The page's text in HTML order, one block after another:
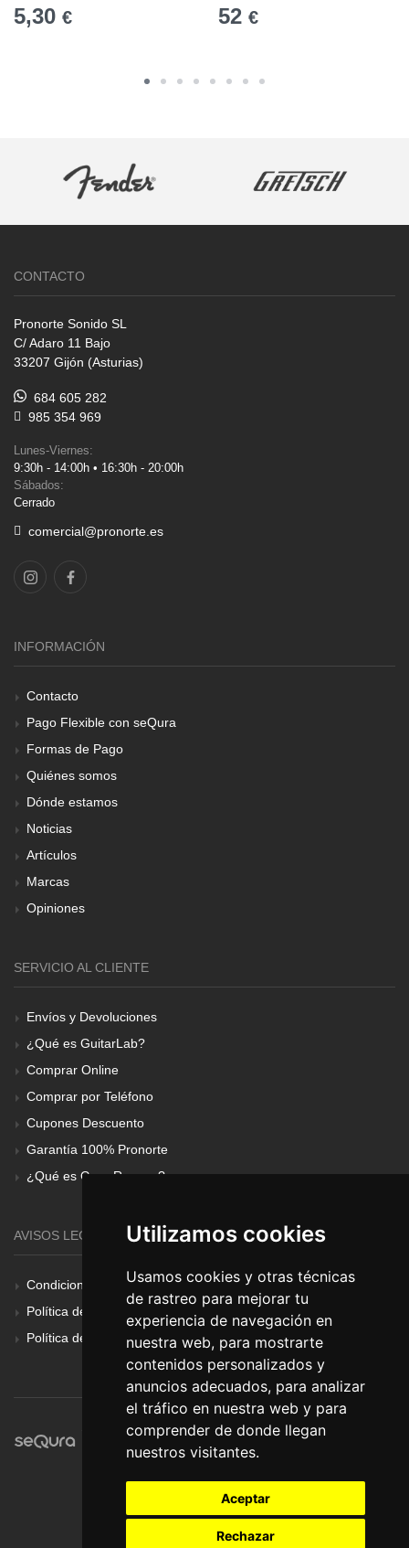
Utilizamos cookies
Usamos cookies y otras técnicas
de rastreo para mejorar tu
experiencia de navegación en
nuestra web, para mostrarte
contenidos personalizados y
anuncios adecuados, para analizar
el tráfico en nuestra web y para
comprender de donde llegan
nuestros visitantes.
Aceptar
Rechazar
5,30 € 52 €
CONTACTO
Pronorte Sonido SL
C/ Adaro 11 Bajo
33207 Gijón (Asturias)
684 605 282
985 354 969
Lunes-Viernes:
9:30h - 14:00h • 16:30h - 20:00h
Sábados:
Cerrado
comercial@pronorte.es
INFORMACIÓN
Contacto
Pago Flexible con seQura
Formas de Pago
Quiénes somos
Dónde estamos
Noticias
Artículos
Marcas
Opiniones
SERVICIO AL CLIENTE
Envíos y Devoluciones
¿Qué es GuitarLab?
Comprar Online
Comprar por Teléfono
Cupones Descuento
Garantía 100% Pronorte
¿Qué es Gear Renove?
AVISOS LEGALES
Condiciones Generales
Política de Cookies
Política de Privacidad